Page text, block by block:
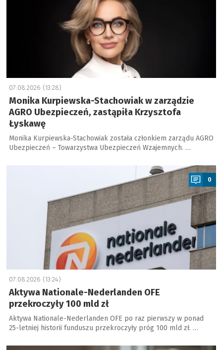
07.08.2026 (13:28)
Monika Kurpiewska-Stachowiak w zarządzie
AGRO Ubezpieczeń, zastąpiła Krzysztofa
Łyskawę
Monika Kurpiewska-Stachowiak została członkiem zarządu AGRO
Ubezpieczeń – Towarzystwa Ubezpieczeń Wzajemnych. …
0
07.08.2026 (13:24)
Aktywa Nationale-Nederlanden OFE
przekroczyły 100 mld zł
Aktywa Nationale-Nederlanden OFE po raz pierwszy w ponad
25-letniej historii funduszu przekroczyły próg 100 mld zł. …
a